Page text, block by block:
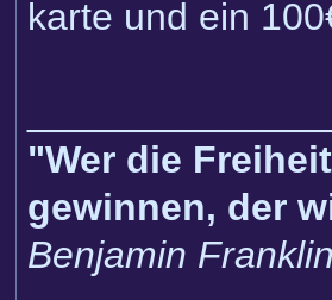
karte und ein
"Wer die
gewinnen, der
Benjamin